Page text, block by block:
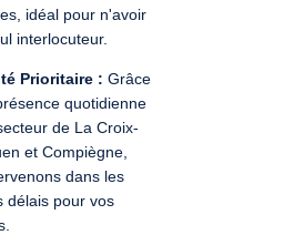
idéal pour n'avoir
interlocuteur.
Prioritaire : Grâce
quotidienne
de La Croix-
et Compiègne,
dans les
délais pour vos